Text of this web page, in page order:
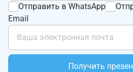
Отправить в WhatsApp
Email
Получить